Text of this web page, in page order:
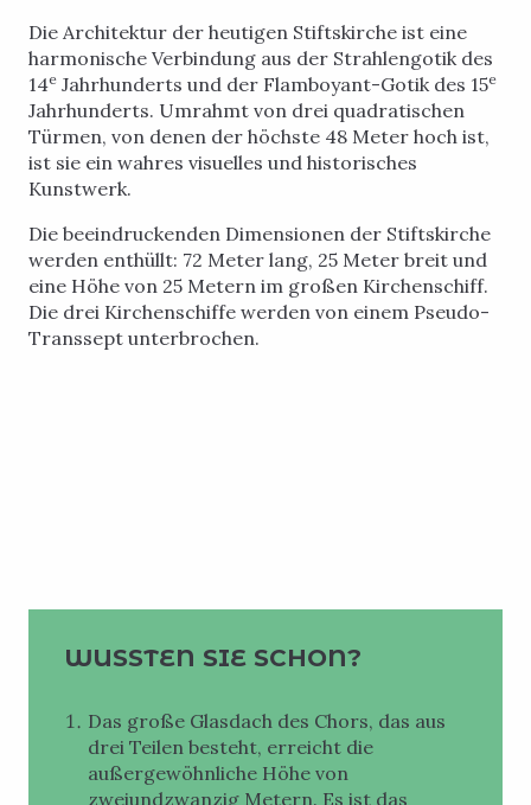
Die Architektur der heutigen Stiftskirche ist eine
harmonische Verbindung aus der Strahlengotik des
14e Jahrhunderts und der Flamboyant-Gotik des 15e
Jahrhunderts. Umrahmt von drei quadratischen
Türmen, von denen der höchste 48 Meter hoch ist,
ist sie ein wahres visuelles und historisches
Kunstwerk.
Die beeindruckenden Dimensionen der Stiftskirche
werden enthüllt: 72 Meter lang, 25 Meter breit und
eine Höhe von 25 Metern im großen Kirchenschiff.
Die drei Kirchenschiffe werden von einem Pseudo-
Transsept unterbrochen.
WUSSTEN SIE SCHON?
Das große Glasdach des Chors, das aus
drei Teilen besteht, erreicht die
außergewöhnliche Höhe von
zweiundzwanzig Metern. Es ist das